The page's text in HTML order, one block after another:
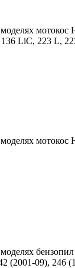
мотокос
LiC, 223 L,
мотокос
(2001-09), 246